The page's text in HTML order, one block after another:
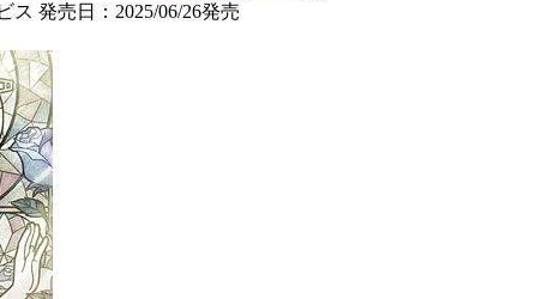
ス 発売日：2025/06/26発売